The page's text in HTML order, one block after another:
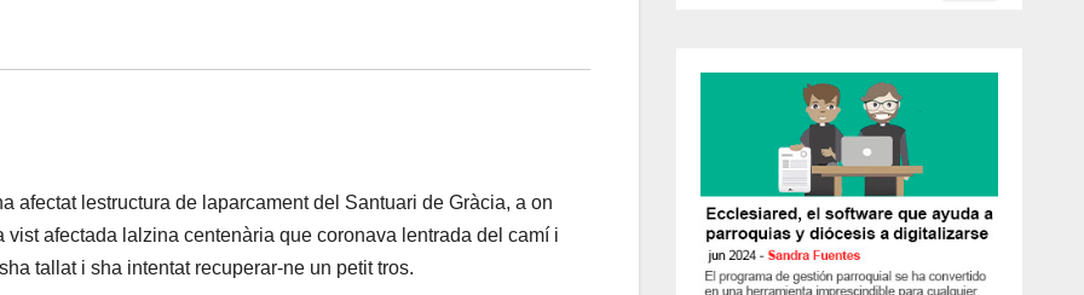
lestructura de laparcament del Santuari de Gràcia, a on
vist afectada lalzina centenària que coronava lentrada del camí i
tallat i sha intentat recuperar-ne un petit tros.